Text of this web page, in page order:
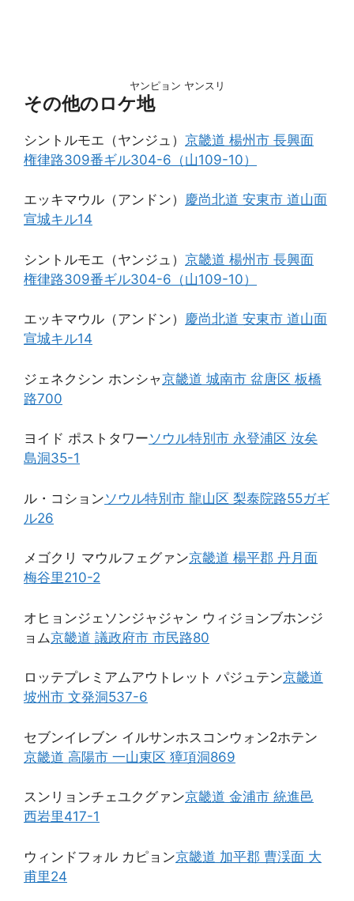
ヤンピョン ヤンスリ
その他のロケ地
シントルモエ（ヤンジュ） 京畿道 楊州市 長興面
権律路309番ギル304-6（山109-10）
エッキマウル（アンドン） 慶尚北道 安東市 道山面
宣城キル14
シントルモエ（ヤンジュ） 京畿道 楊州市 長興面
権律路309番ギル304-6（山109-10）
エッキマウル（アンドン） 慶尚北道 安東市 道山面
宣城キル14
ジェネクシン ホンシャ京畿道 城南市 盆唐区 板橋
路700
ヨイド ポストタワーソウル特別市 永登浦区 汝矣
島洞35-1
ル・コションソウル特別市 龍山区 梨泰院路55ガギ
ル26
メゴクリ マウルフェグァン京畿道 楊平郡 丹月面
梅谷里210-2
オヒョンジェソンジャジャン ウィジョンブホンジ
ョム京畿道 議政府市 市民路80
ロッテプレミアムアウトレット パジュテン京畿道
坡州市 文発洞537-6
セブンイレブン イルサンホスコンウォン2ホテン
京畿道 高陽市 一山東区 獐項洞869
スンリョンチェユクグァン京畿道 金浦市 統進邑
西岩里417-1
ウィンドフォル カピョン京畿道 加平郡 曹渓面 大
甫里24